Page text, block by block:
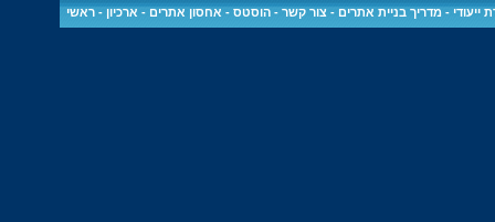
ייעודי -מדריך בניית אתרים -צור קשר -הוסטס - אחסון אתרים - ארכיון -ראשי